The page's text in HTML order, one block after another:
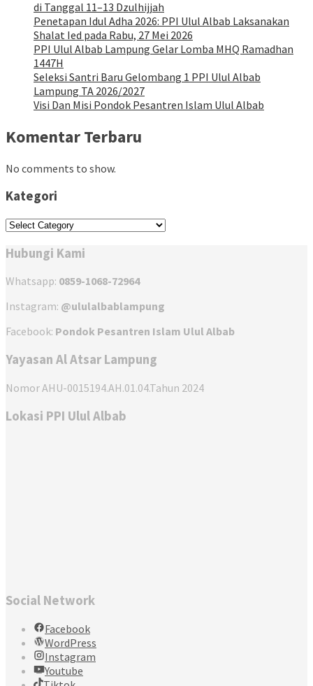
di Tanggal 11–13 Dzulhijjah
Penetapan Idul Adha 2026: PPI Ulul Albab Laksanakan
Shalat Ied pada Rabu, 27 Mei 2026
PPI Ulul Albab Lampung Gelar Lomba MHQ Ramadhan
1447H
Seleksi Santri Baru Gelombang 1 PPI Ulul Albab
Lampung TA 2026/2027
Visi Dan Misi Pondok Pesantren Islam Ulul Albab
Komentar Terbaru
No comments to show.
Kategori
Kategori
Hubungi Kami
Whatsapp: 0859-1068-72964
Instagram: @ululalbablampung
Facebook: Pondok Pesantren Islam Ulul Albab
Yayasan Al Atsar Lampung
Nomor AHU-0015194.AH.01.04.Tahun 2024
Lokasi PPI Ulul Albab
Social Network
Facebook
WordPress
Instagram
Youtube